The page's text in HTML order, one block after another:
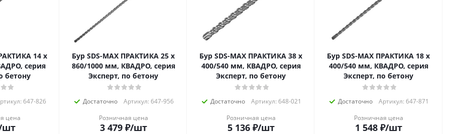
14 х
серия
по бетону
647-826
цена
Бур SDS-MAX ПРАКТИКА 25 х
860/1000 мм, КВАДРО, серия
Эксперт, по бетону
Достаточно
Артикул: 647-956
Розничная цена
3 479₽/шт
Бур SDS-MAX ПРАКТИКА 38 х
400/540 мм, КВАДРО, серия
Эксперт, по бетону
Достаточно
Артикул: 648-021
Розничная цена
5 136₽/шт
Бур SDS-MAX ПРАКТИКА 18 х
400/540 мм, КВАДРО, серия
Эксперт, по бетону
Достаточно
Артикул: 647-871
Розничная цена
1 548₽/шт